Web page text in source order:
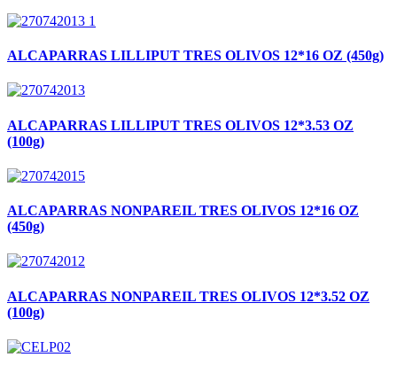
ALCAPARRAS LILLIPUT TRES OLIVOS 12*16 OZ (450g)
ALCAPARRAS LILLIPUT TRES OLIVOS 12*3.53 OZ
(100g)
ALCAPARRAS NONPAREIL TRES OLIVOS 12*16 OZ
(450g)
ALCAPARRAS NONPAREIL TRES OLIVOS 12*3.52 OZ
(100g)